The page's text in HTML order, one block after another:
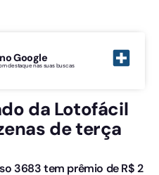
Google
destaque nas suas buscas
da Lotofácil
de terça
3683 tem prêmio de R$ 2